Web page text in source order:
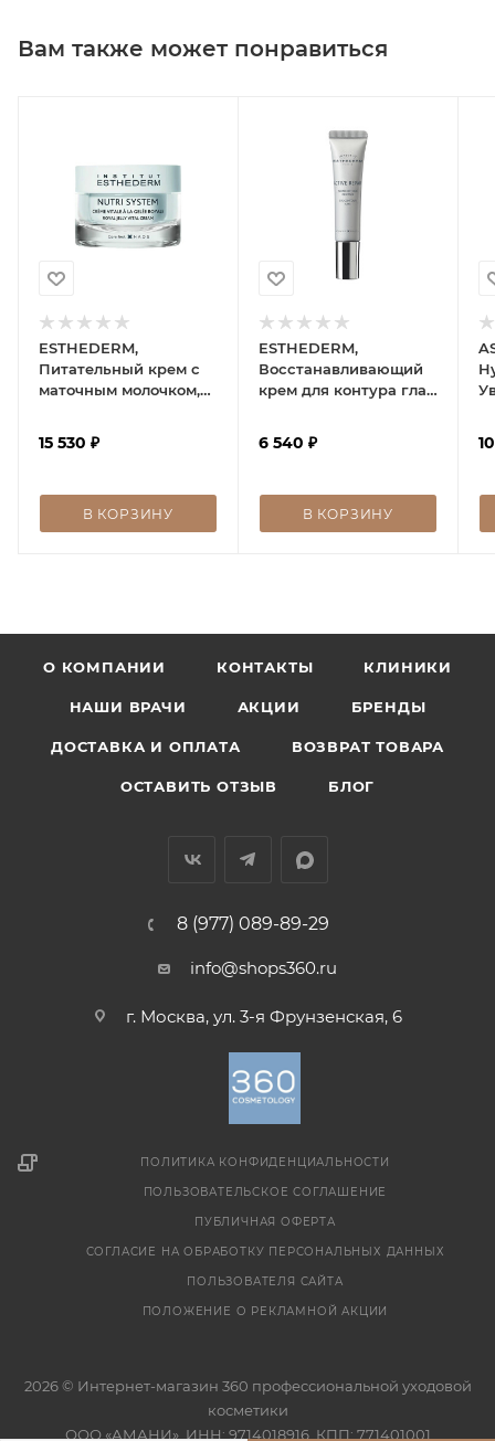
Вам также может понравиться
ESTHEDERM,
Питательный крем с
маточным молочком,
15 530 ₽
В КОРЗИНУ
ESTHEDERM,
Восстанавливающий
крем для контура глаз,
6 540 ₽
В КОРЗИНУ
О КОМПАНИИ КОНТАКТЫ КЛИНИКИ
НАШИ ВРАЧИ АКЦИИ БРЕНДЫ
ДОСТАВКА И ОПЛАТА ВОЗВРАТ ТОВАРА
ОСТАВИТЬ ОТЗЫВ БЛОГ
8 (977) 089-89-29
info@shops360.ru
г. Москва, ул. 3-я Фрунзенская, 6
ПОЛИТИКА КОНФИДЕНЦИАЛЬНОСТИ
ПОЛЬЗОВАТЕЛЬСКОЕ СОГЛАШЕНИЕ
ПУБЛИЧНАЯ ОФЕРТА
СОГЛАСИЕ НА ОБРАБОТКУ ПЕРСОНАЛЬНЫХ ДАННЫХ
ПОЛЬЗОВАТЕЛЯ САЙТА
ПОЛОЖЕНИЕ О РЕКЛАМНОЙ АКЦИИ
2026 © Интернет-магазин 360 профессиональной уходовой
косметики
ООО «АМАНИ», ИНН: 9714018916, КПП: 771401001